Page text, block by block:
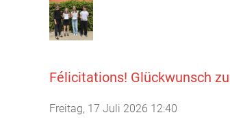
Félicitations! Glückwunsch
Freitag, 17 Juli 2026 12:40